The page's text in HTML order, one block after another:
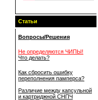
Статьи
Вопросы/Решения
Не определяются ЧИПЫ!
Что делать?
Как сбросить ошибку
переполнения памперса?
Различие между капсульной
и картриджной СНПЧ